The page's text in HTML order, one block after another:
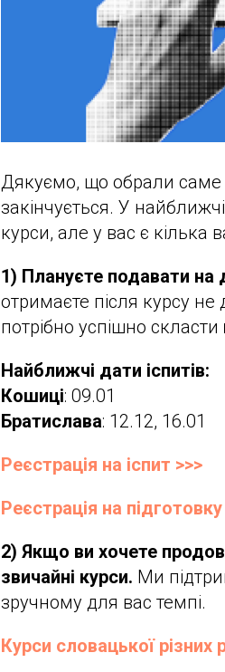
Дякуємо, що обрали саме
закінчується. У
курси, але у вас є кілька
1) Плануєте подавати на
отримаєте після курсу
потрібно успішно скласти
Найближчі дати іспитів:
Кошиці: 09.01
Братислава: 12.12, 16.01
Реєстрація на іспит >>>
Реєстрація на
2) Якщо ви хочете
звичайні курси. Ми
зручному для вас темпі.
Курси словацької різних